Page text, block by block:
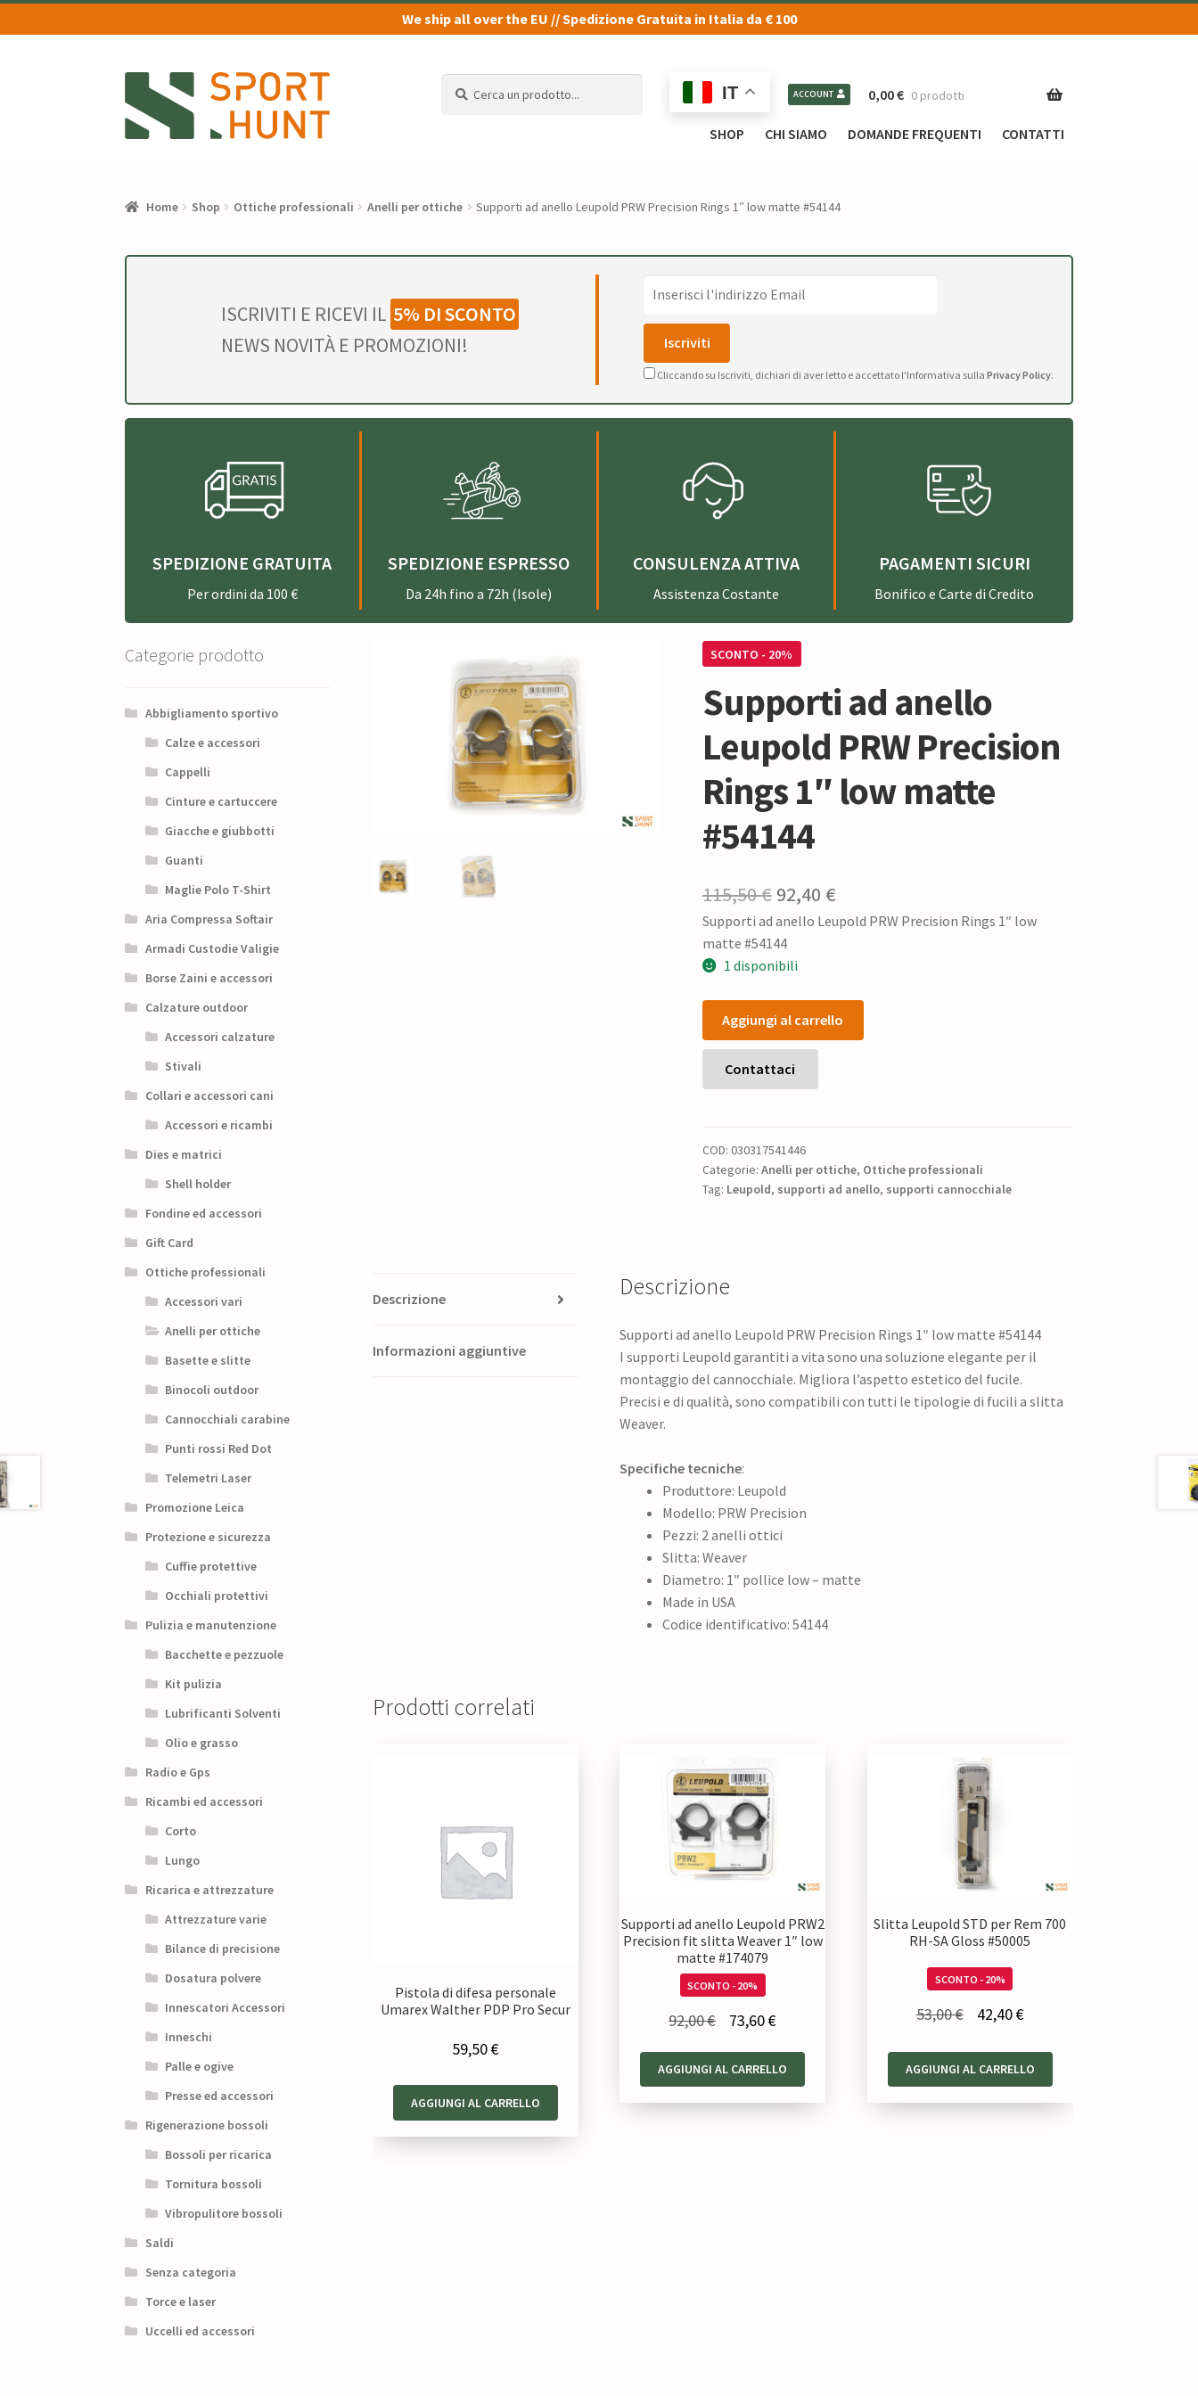
We ship all over the EU // Spedizione Gratuita in Italia da € 100
alla
navigazione
al
contenuto
IT ACCOUNT 0,00€ 0 prodotti
SHOP CHI SIAMO DOMANDE FREQUENTI CONTATTI
Home Shop Ottiche professionali Anelli per ottiche Supporti ad anello Leupold PRW Precision Rings 1″ low matte #54144
ISCRIVITI E RICEVI IL 5% DI SCONTO
NEWS NOVITÀ E PROMOZIONI!
Cliccando su Iscriviti, dichiari di aver letto e accettato l'Informativa sulla Privacy Policy.
SPEDIZIONE GRATUITA
Per ordini da 100 €
SPEDIZIONE ESPRESSO
Da 24h fino a 72h (Isole)
CONSULENZA ATTIVA
Assistenza Costante
PAGAMENTI SICURI
Bonifico e Carte di Credito
SCONTO - 20%
Supporti ad anello
Leupold PRW Precision
Rings 1″ low matte
#54144
115,50€ Il
prezzo
originale
115,50 €.
92,40 €Il
prezzo
92,40 €.
Supporti ad anello Leupold PRW Precision Rings 1″ low
matte #54144
1 disponibili
Supporti
anello
Leupold
PRW
1"
low
matte
Aggiungi al carrello
Contattaci
COD: 030317541446
Categorie: Anelli per ottiche, Ottiche professionali
Tag: Leupold, supporti ad anello, supporti cannocchiale
Descrizione
Informazioni aggiuntive
Descrizione
Supporti ad anello Leupold PRW Precision Rings 1″ low matte #54144
I supporti Leupold garantiti a vita sono una soluzione elegante per il
montaggio del cannocchiale. Migliora l’aspetto estetico del fucile.
Precisi e di qualità, sono compatibili con tutti le tipologie di fucili a slitta
Weaver.
Specifiche tecniche:
Produttore: Leupold
Modello: PRW Precision
Pezzi: 2 anelli ottici
Slitta: Weaver
Diametro: 1″ pollice low – matte
Made in USA
Codice identificativo: 54144
Prodotti correlati
Pistola di difesa personale
Umarex Walther PDP Pro Secur
59,50€
AGGIUNGI AL CARRELLO
Supporti ad anello Leupold PRW2
Precision fit slitta Weaver 1″ low
matte #174079
SCONTO - 20%
92,00€
originale
73,60€Il
attuale
AGGIUNGI AL CARRELLO
Slitta Leupold STD per Rem 700
RH-SA Gloss #50005
SCONTO - 20%
53,00€
originale
era:
42,40€Il
attuale
è:
AGGIUNGI AL CARRELLO
Categorie prodotto
Abbigliamento sportivo
Calze e accessori
Cappelli
Cinture e cartuccere
Giacche e giubbotti
Guanti
Maglie Polo T-Shirt
Aria Compressa Softair
Armadi Custodie Valigie
Borse Zaini e accessori
Calzature outdoor
Accessori calzature
Stivali
Collari e accessori cani
Accessori e ricambi
Dies e matrici
Shell holder
Fondine ed accessori
Gift Card
Ottiche professionali
Accessori vari
Anelli per ottiche
Basette e slitte
Binocoli outdoor
Cannocchiali carabine
Punti rossi Red Dot
Telemetri Laser
Promozione Leica
Protezione e sicurezza
Cuffie protettive
Occhiali protettivi
Pulizia e manutenzione
Bacchette e pezzuole
Kit pulizia
Lubrificanti Solventi
Olio e grasso
Radio e Gps
Ricambi ed accessori
Corto
Lungo
Ricarica e attrezzature
Attrezzature varie
Bilance di precisione
Dosatura polvere
Innescatori Accessori
Inneschi
Palle e ogive
Presse ed accessori
Rigenerazione bossoli
Bossoli per ricarica
Tornitura bossoli
Vibropulitore bossoli
Saldi
Senza categoria
Torce e laser
Uccelli ed accessori